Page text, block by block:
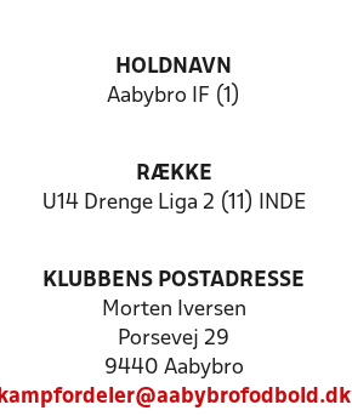
HOLDNAVN
Aabybro IF (1)
RÆKKE
U14 Drenge Liga 2 (11) INDE
KLUBBENS POSTADRESSE
Morten Iversen
Porsevej 29
9440 Aabybro
kampfordeler@aabybrofodbold.dk